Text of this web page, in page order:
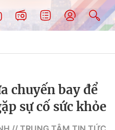
chuyến bay để
sự cố sức khỏe